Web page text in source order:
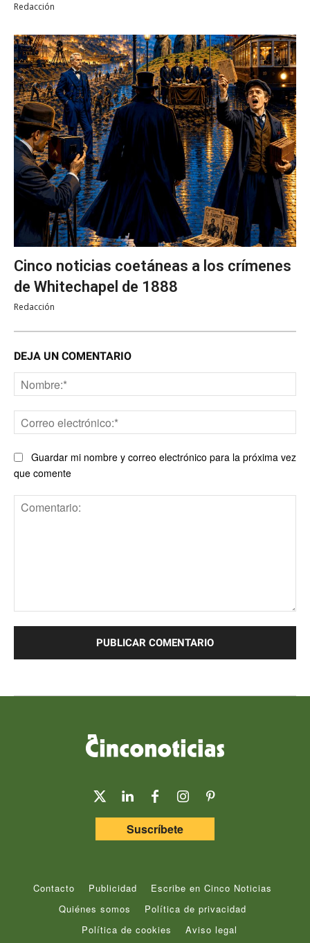
Redacción
Cinco noticias coetáneas a los crímenes
de Whitechapel de 1888
Redacción
DEJA UN COMENTARIO
Guardar mi nombre y correo electrónico para la próxima vez
que comente
Suscríbete
Contacto Publicidad
Escribe en Cinco Noticias
Quiénes somos
Política de privacidad
Política de cookies
Aviso legal